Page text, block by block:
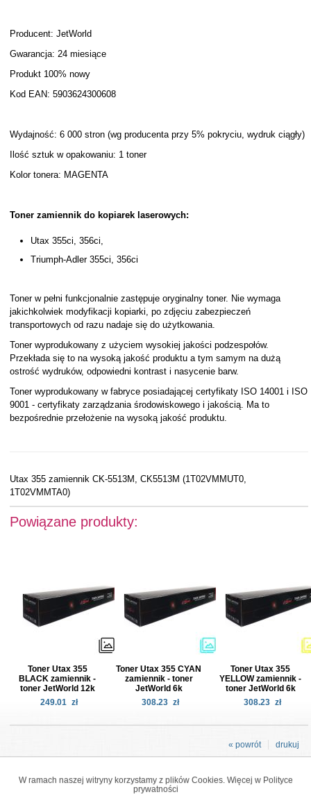
Producent: JetWorld
Gwarancja: 24 miesiące
Produkt 100% nowy
Kod EAN: 5903624300608
Wydajność: 6 000 stron (wg producenta przy 5% pokryciu, wydruk ciągły)
Ilość sztuk w opakowaniu: 1 toner
Kolor tonera: MAGENTA
Toner zamiennik do kopiarek laserowych:
Utax 355ci, 356ci,
Triumph-Adler 355ci, 356ci
Toner w pełni funkcjonalnie zastępuje oryginalny toner. Nie wymaga
jakichkolwiek modyfikacji kopiarki, po zdjęciu zabezpieczeń
transportowych od razu nadaje się do użytkowania.
Toner wyprodukowany z użyciem wysokiej jakości podzespołów.
Przekłada się to na wysoką jakość produktu a tym samym na dużą
ostrość wydruków, odpowiedni kontrast i nasycenie barw.
Toner wyprodukowany w fabryce posiadającej certyfikaty ISO 14001 i ISO
9001 - certyfikaty zarządzania środowiskowego i jakością. Ma to
bezpośrednie przełożenie na wysoką jakość produktu.
Utax 355 zamiennik CK-5513M, CK5513M (1T02VMMUT0,
1T02VMMTA0)
Powiązane produkty:
Toner Utax 355
BLACK zamiennik -
toner JetWorld 12k
249.01 zł
Toner Utax 355 CYAN
zamiennik - toner
JetWorld 6k
308.23 zł
Toner Utax 355
YELLOW zamiennik -
toner JetWorld 6k
308.23 zł
drukuj
« powrót
W ramach naszej witryny korzystamy z plików Cookies. Więcej w Polityce
prywatności